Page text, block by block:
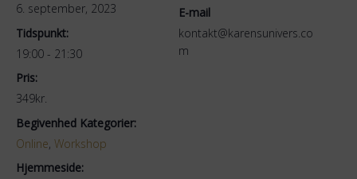
6. september, 2023
Tidspunkt:
19:00 - 21:30
Pris:
349kr.
Begivenhed Kategorier:
Online, Workshop
Hjemmeside:
E-mail
kontakt@karensunivers.co
m